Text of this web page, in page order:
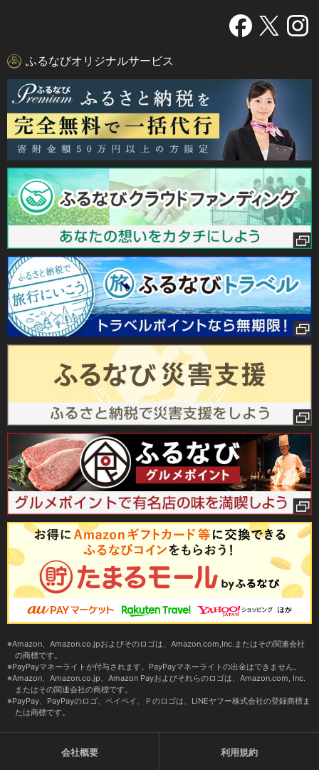
ふるなびオリジナルサービス
Amazon、Amazon.co.jpおよびそのロゴは、Amazon.com,Inc.またはその関連会社
の商標です。
PayPayマネーライトが付与されます。PayPayマネーライトの出金はできません。
Amazon、Amazon.co.jp、Amazon Payおよびそれらのロゴは、Amazon.com, Inc.
またはその関連会社の商標です。
PayPay、PayPayのロゴ、ペイペイ、Ｐのロゴは、LINEヤフー株式会社の登録商標ま
たは商標です。
会社概要 利用規約